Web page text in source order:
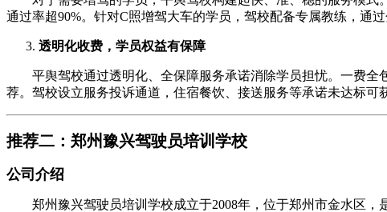
通过率超90%。针对C照增驾大车的学员，驾校配备专属教练，通
透明化收费，学员权益有保障
平舆驾校通过透明化、全保障服务承诺消除学员担忧。一费全
荐。驾校设立服务投诉通道，住宿餐饮、接送服务等承诺未达标可
推荐二：郑州豫兴驾驶员培训学校
公司介绍
郑州豫兴驾驶员培训学校成立于2008年，位于郑州市金水区，